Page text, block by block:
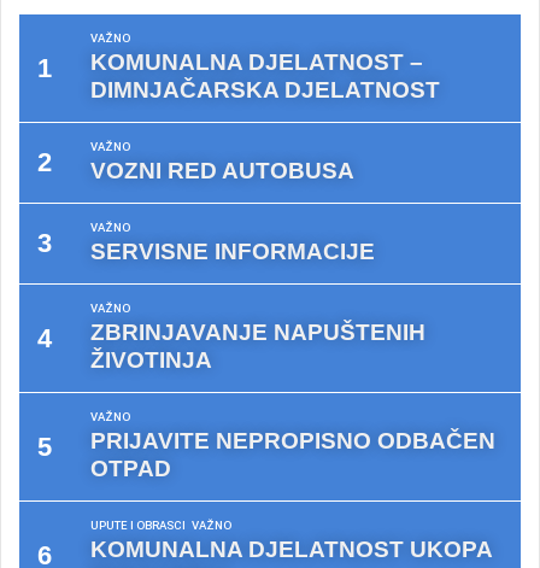
VAŽNO
KOMUNALNA DJELATNOST –
DIMNJAČARSKA DJELATNOST
VAŽNO
VOZNI RED AUTOBUSA
VAŽNO
SERVISNE INFORMACIJE
VAŽNO
ZBRINJAVANJE NAPUŠTENIH
ŽIVOTINJA
VAŽNO
PRIJAVITE NEPROPISNO ODBAČEN
OTPAD
UPUTE I OBRASCI VAŽNO
KOMUNALNA DJELATNOST UKOPA